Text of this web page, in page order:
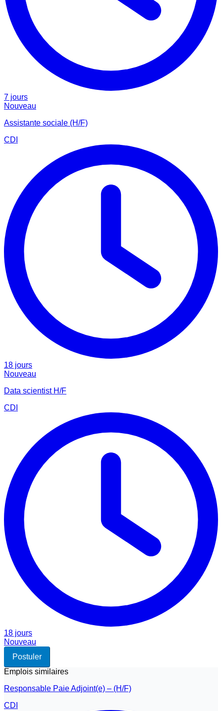
7 jours
Nouveau
Assistante sociale (H/F)
CDI
18 jours
Nouveau
Data scientist H/F
CDI
18 jours
Nouveau
Postuler
Emplois similaires
Responsable Paie Adjoint(e) – (H/F)
CDI